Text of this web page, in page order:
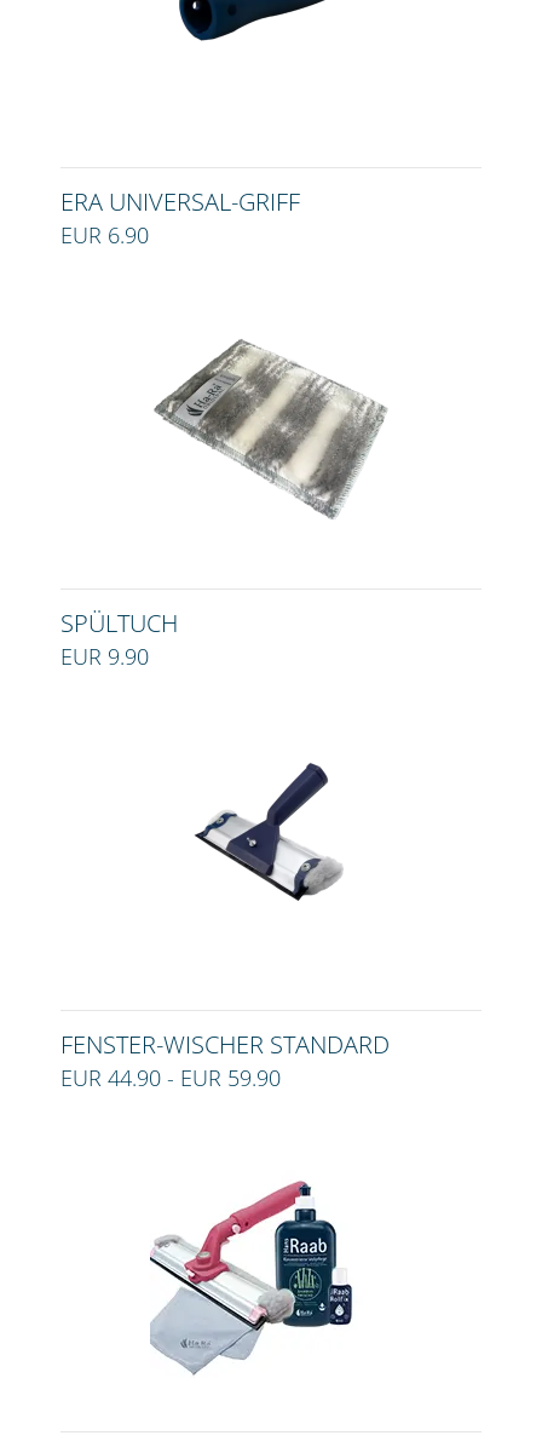
ERA UNIVERSAL-GRIFF
EUR 6.90
SPÜLTUCH
EUR 9.90
FENSTER-WISCHER STANDARD
EUR 44.90 - EUR 59.90